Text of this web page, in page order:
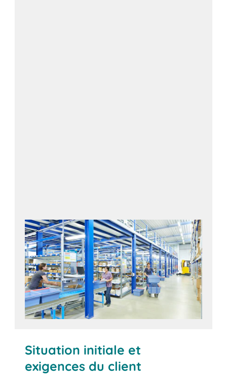
Situation initiale et
exigences du client